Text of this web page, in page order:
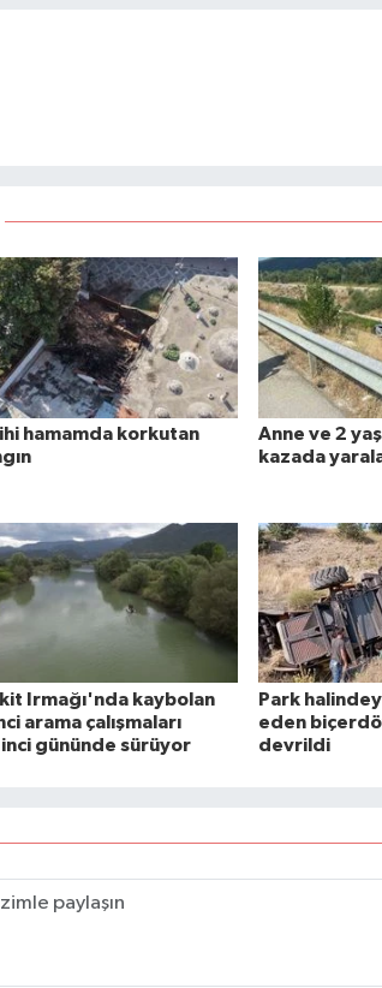
hamamda korkutan
Anne ve 2
kazada
Irmağı'nda kaybolan
arama çalışmaları
gününde sürüyor
Park
eden
devrildi